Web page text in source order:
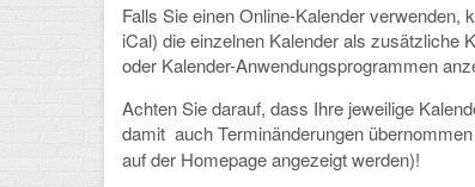
Falls Sie einen Online-Kalender
iCal) die einzelnen Kalender als zusätzliche
oder Kalender-Anwendungsprogrammen
Achten Sie darauf, dass Ihre jeweilige
damit auch Terminänderungen
auf der Homepage angezeigt werden)!